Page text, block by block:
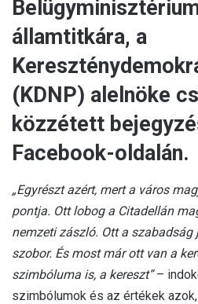
államtitkára, a
(KDNP) alelnöke
közzétett
Facebook-oldalán.
„Egyrészt azért, mert a város
pontja. Ott lobog a Citadellán
nemzeti zászló. Ott a szabadság
szobor. És most már ott van a
szimbóluma is, a kereszt”–
szimbólumok és az értékek